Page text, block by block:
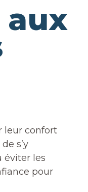
leur confort
s’y
éviter les
pour